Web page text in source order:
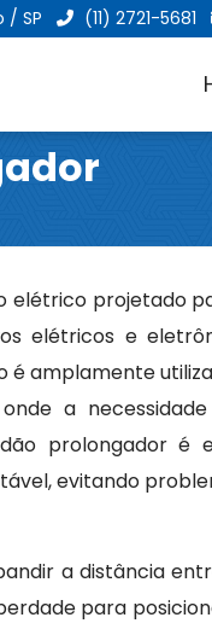
/ SP (11) 2721-5681
elétrico projetado
elétricos e
é amplamente
a
prolongador é
evitando
a distância
para